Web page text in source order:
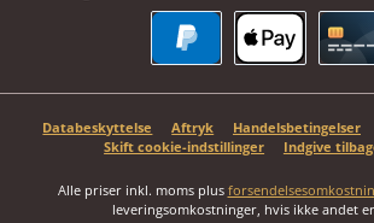
Databeskyttelse Aftryk Handelsbetingelser
Skift cookie-indstillinger
Indgive
Alle priser inkl. moms plus
leveringsomkostninger, hvis ikke andet